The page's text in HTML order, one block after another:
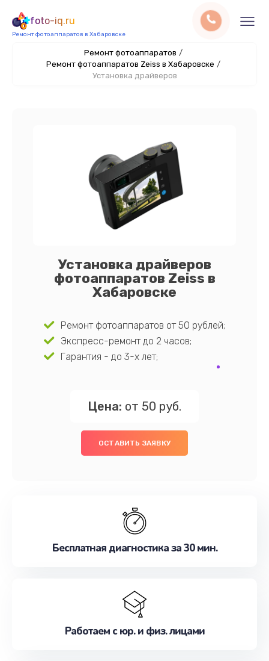
foto-iq.ru
Ремонт фотоаппаратов в Хабаровске
Ремонт фотоаппаратов /
Ремонт фотоаппаратов Zeiss в Хабаровске /
Установка драйверов
Установка драйверов
фотоаппаратов Zeiss в
Хабаровске
Ремонт фотоаппаратов от 50 рублей;
Экспресс-ремонт до 2 часов;
Гарантия - до 3-х лет;
Цена: от 50 руб.
ОСТАВИТЬ ЗАЯВКУ
Бесплатная диагностика за 30 мин.
Работаем с юр. и физ. лицами